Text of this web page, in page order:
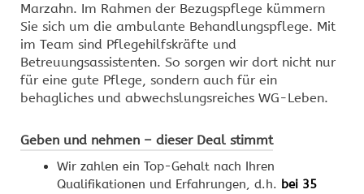
Marzahn. Im Rahmen der Bezugspflege kümmern
Sie sich um die ambulante Behandlungspflege. Mit
im Team sind Pflegehilfskräfte und
Betreuungsassistenten. So sorgen wir dort nicht nur
für eine gute Pflege, sondern auch für ein
behagliches und abwechslungsreiches WG-Leben.
Geben und nehmen – dieser Deal stimmt
Wir zahlen ein Top-Gehalt nach Ihren
Qualifikationen und Erfahrungen, d.h. bei 35